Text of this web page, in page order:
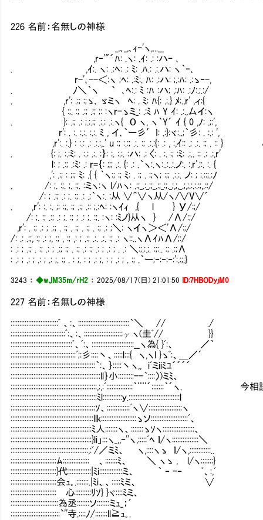
226 名前：名無しの神様
_,､_,､ｨｰ'ヽ,...__
,r‐'"´ﾊ: .ヽ: .ｲ: .: :ハｰ ､
. ,ｲ:. ヽ: .:ﾍ: .: ﾐ: .ﾊ.: .:.ハ: ヽ｀ｰ､
r-'､--＜:ヽ ;ﾍ: .:ﾐ:. ﾊ: .:ハ: ;.:ﾊ: .:ゝ‐-,
. ﾉ＼｀ヽ ` ､ﾍ:.: ﾐ :ﾊ :ハ; ,:ﾊ: .:ﾉ:.;.:/
. ,r': .:; :;ゝ､ ゞミヽ ﾍ: . ﾐ: ﾊ{: .:.} ﾒ:.,r' ,ィ:{
{ :;. :; .:; .:; ;: :ヽr-ゝミ_: .:ﾐ ﾊ Y ｲ: .:.,厶イ:ヽ
. }: .:; .: ;.:.:; .:.: .:.ヽ{ O ヽ, ヽ｀Y´ ｲ { 0 ,ﾉ: .;:',
r': . :. :.:. :.:. ﾐ , イ､｀ー彡′ｌ: .:}:ヾ:..;｀彡: . :.: ',
,r':. :.} : :.: .: .:.:,.' u :; :.:; .:. :; .:.:{: .: , :,ｲ:: .; .:. :; . :: } こ
. {: ;. :.:ﾐ: . :.: .:. :｝: :. :.:. :ハ: .: 〈: . :. :; :ﾐ: .:.. :: .: .:,r'
l: ; .:; .:ﾐ: .: r=｛: ;;; .:. {: .: .｀ヽ:.ヽ:..:..:.ノ:. :,r'.;:. :. {
,': .:; : ;:; ﾐ: .{ { ｀ヽ:; :; ﾐ: . :; . :;ヽ; :;; .:.:. ノ: ; :.::;.:ﾉ
. /: ;. :;. ;. :;. :ミヽ:ヽ l/ﾊヽ: .:;_.:_;;_.:;_:;._;,;,_.;,;.:.:.:;,.::/
/: ; .:; .: ;. :; .: .;｀ヽ:. :从 ∨＾∨ヽ从/ヽ/∨V∨´
. ,r': :. :. ;: :;. :; .:; .:: ;.:ﾍ: :ヽｲｨ ,{ l } У/:;/
/: ;. :; .:; .: ;. :; ; .: ;. :;. :ヽ: :ﾐノ}从ヽ } /Λ/:;/
,r': . :; .: ; .:; . :; . :; . :; . :; .: ;＼: ヽイヽ＞＜'Λ/:;/
/: .: .:;, :; .: ;, :; , :; ,: ; .:; .:. .:. :; .: ヽ::..ヽΛｲﾊΛ/;:/
: .: ; .:; . :; .: ; .:; :; . :; .: :; .: ; .: ; . .: ＼:;.:.;. :;:.. :; .:;Λ
: .: ; .: ; .: ; .: ;. :; . : ;. : ; .: ;. : ; .: ; . :; .｀ー;‐:‐:‐:':.:;.}
3243 ：◆wJM35m/rH2 ：2025/08/17(日) 21:01:50 ID:7HBODyjM0
227 名前：名無しの神様
:::::::::::::::::::::::::::ﾞ 、:、:::::::::::::::::::::::::::::｀＼ // ./
:::::::::::::::::::::::::::::::ﾞ:、:、::::::::::::::::::::::γヽ(圭ﾞ// }}
:::::::::::::::::::::::::::::::::::ﾞ、ﾞ:、::::::::::::::::::::::::__ヽ為{ }ﾞ:、 ／｀
:::::::::::::::::::::::::::::::::::::ﾞ;:彡::::丶、:::::l:::{ ヽ,ヽl }ゝﾞ:、＿／´
::::::::::::::::::::::::::::::::::::::::::::::::｀:、｝:::::丶ヽ,, iﾞミiiﾐﾕ´´´´
:::::::::::::::::::::::::::::::::::::::::::::::::::ll｝小:::::::::--｀::::）)ミﾐ、
:::::::::::::::::::::::::::::::::::::::::::::::::,:,:ﾞ:::::::::::::::｀¨¨´:::::::｀´ヽ. 今相
:::::::::::::::::::::::::::::::::::::::::::::::::ﾐl:::::::::::ｙ.:::::::::::::::::::::::::::::l
::::::::::::::::::::::::::::::::::::::::::::::::ｿ、:::::::::::::ﾞヽ∨:::::::::::::::::::ヽ
:::::::::::::::::::::::::::::::::::::::::::::::llk::::::::::::::::::::ゝソ:::::::::::::::::::::ﾞ、
::::::::::::::::::::::::::::::::::::::::::::::ﾐ人:::::::ヽ、:::::::ゝｿヽ::::::::::::::::::、
::::::::::::::::::::::::::::::::::::::::::::::}li」:::ヽ_,,‐''ヽ,:::::ﾞﾍ ｌ/ヽ:::::::::::::::＼
::::::::::::::::::::::::::::::::::::::::::::,:ﾞ/／ミﾐ、 ヽ,::::ヽゝ ｌ/ヽ,::::::::::::..
::::::::::::::::::::::::::ﾑ:::::::::::::::Ⅵ、:::::::ﾐ、 ＼ ヽゝ , l/ヽ:::::::}
::::::::::::::::::::::::::}代:::::::::::::|ﾐi:::::::::::::ミ、 ｀ ‐ -‐ ﾞ、:,ﾞ
::::::::::::::::::::::::::会ｭ｡.:::::::.|ﾐi、、:::::ﾐミ、 ∨
::::::::::::::::::::::::::Ⅵ心:::::::::ﾘｿ} }ヾ::::ﾐミ、
:::::::::::::::::::::::::::為丞:::::::ソ:::::::ミｭ_；´
::::::::::::::::::::::::::::`''寺.::::ﾉ/:::::::ll≧ｭ｡.